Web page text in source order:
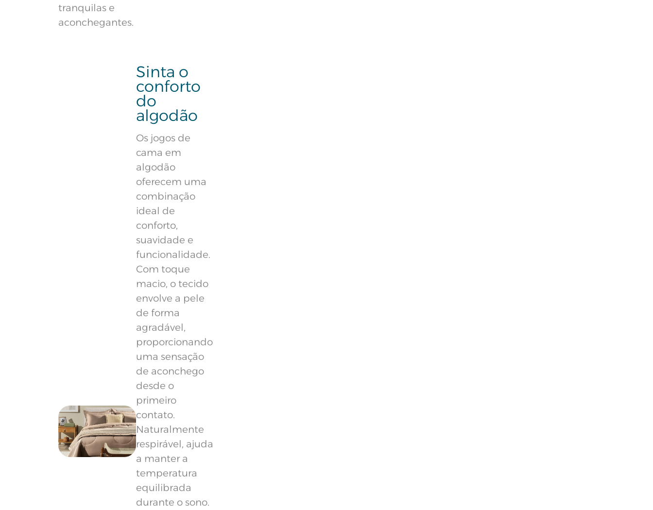
tranquilas e
aconchegantes.
Sinta o
conforto
do
algodão
Os jogos de
cama em
algodão
oferecem uma
combinação
ideal de
conforto,
suavidade e
funcionalidade.
Com toque
macio, o tecido
envolve a pele
de forma
agradável,
proporcionando
uma sensação
de aconchego
desde o
primeiro
contato.
Naturalmente
respirável, ajuda
a manter a
temperatura
equilibrada
durante o sono.